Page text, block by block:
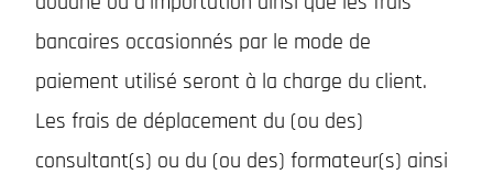
bancaires occasionnés par le mode de
paiement utilisé seront à la charge du client.
Les frais de déplacement du (ou des)
consultant(s) ou du (ou des) formateur(s) ainsi